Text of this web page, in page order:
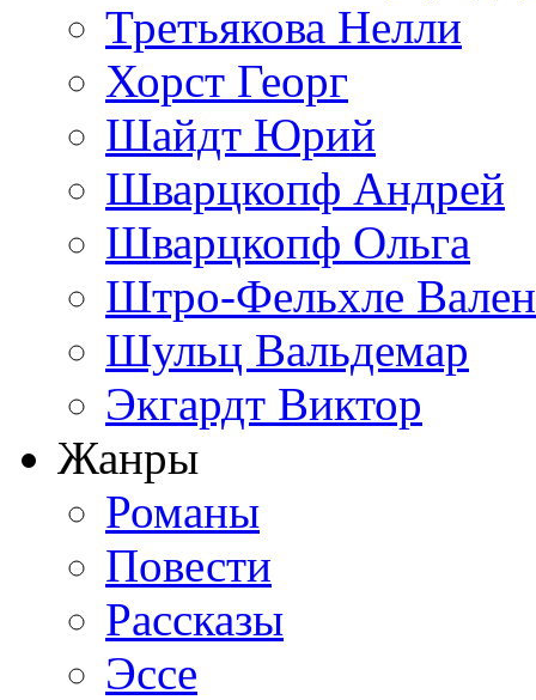
Третьякова Нелли
Хорст Георг
Шайдт Юрий
Шварцкопф Андрей
Шварцкопф Ольга
Штро-Фельхле
Шульц Вальдемар
Экгардт Виктор
Жанры
Романы
Повести
Рассказы
Эссе